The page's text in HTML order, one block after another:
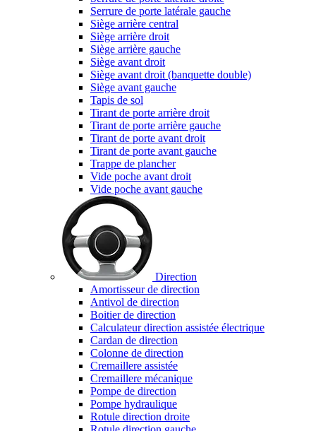
Serrure de porte latérale gauche
Siège arrière central
Siège arrière droit
Siège arrière gauche
Siège avant droit
Siège avant droit (banquette double)
Siège avant gauche
Tapis de sol
Tirant de porte arrière droit
Tirant de porte arrière gauche
Tirant de porte avant droit
Tirant de porte avant gauche
Trappe de plancher
Vide poche avant droit
Vide poche avant gauche
Direction
Amortisseur de direction
Antivol de direction
Boitier de direction
Calculateur direction assistée électrique
Cardan de direction
Colonne de direction
Cremaillere assistée
Cremaillere mécanique
Pompe de direction
Pompe hydraulique
Rotule direction droite